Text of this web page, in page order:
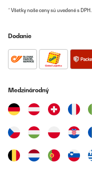
* Všetky naše ceny sú uvedené s DPH.
Dodanie
Medzinárodný